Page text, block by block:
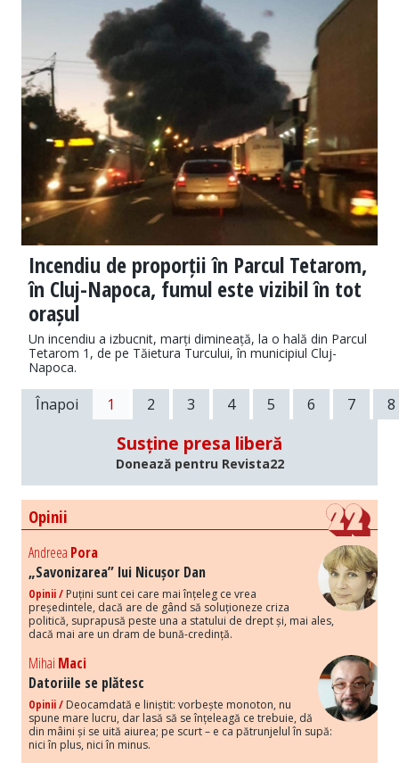
Incendiu de proporții în Parcul Tetarom,
în Cluj-Napoca, fumul este vizibil în tot
orașul
Un incendiu a izbucnit, marți dimineață, la o hală din Parcul
Tetarom 1, de pe Tăietura Turcului, în municipiul Cluj-
Napoca.
Înapoi 1 2 3 4 5 6 7 8
Susține presa liberă
Donează pentru Revista22
Opinii
Andreea Pora
„Savonizarea” lui Nicușor Dan
Opinii / Puțini sunt cei care mai înțeleg ce vrea
președintele, dacă are de gând să soluționeze criza
politică, suprapusă peste una a statului de drept și, mai ales,
dacă mai are un dram de bună-credință.
Mihai Maci
Datoriile se plătesc
Opinii / Deocamdată e liniștit: vorbește monoton, nu
spune mare lucru, dar lasă să se înțeleagă ce trebuie, dă
din mâini și se uită aiurea; pe scurt – e ca pătrunjelul în supă:
nici în plus, nici în minus.